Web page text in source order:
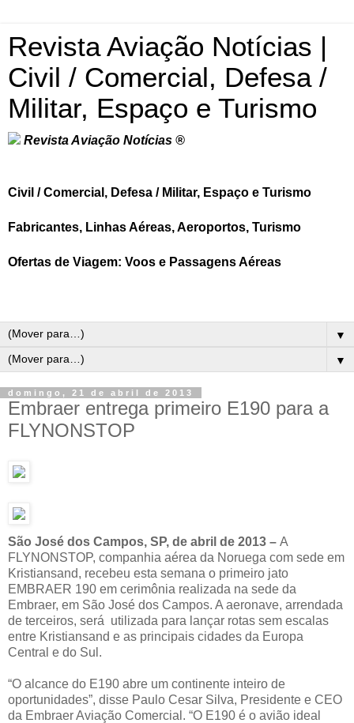
Revista Aviação Notícias |
Civil / Comercial, Defesa /
Militar, Espaço e Turismo
Revista Aviação Notícias ®
Civil / Comercial, Defesa / Militar, Espaço e Turismo
Fabricantes, Linhas Aéreas, Aeroportos, Turismo
Ofertas de Viagem: Voos e Passagens Aéreas
▼
▼
domingo, 21 de abril de 2013
Embraer entrega primeiro E190 para a
FLYNONSTOP
São José dos Campos, SP, de abril de 2013 – A
FLYNONSTOP, companhia aérea da Noruega com sede em
Kristiansand, recebeu esta semana o primeiro jato
EMBRAER 190 em cerimônia realizada na sede da
Embraer, em São José dos Campos. A aeronave, arrendada
de terceiros, será utilizada para lançar rotas sem escalas
entre Kristiansand e as principais cidades da Europa
Central e do Sul.
“O alcance do E190 abre um continente inteiro de
oportunidades”, disse Paulo Cesar Silva, Presidente e CEO
da Embraer Aviação Comercial. “O E190 é o avião ideal